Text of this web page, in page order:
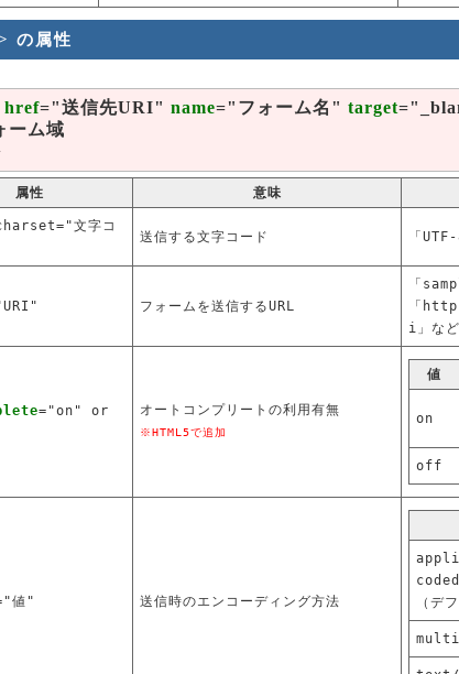
の属性
href="送信先URI" name="フォーム名" target
ーム域
属性 意味
文字コ
送信する文字コード 「
フォームを送信するURL
「
「
i」など
="on" or
オートコンプリートの利用有無
※HTML5で追加
値
on
off
値" 送信時のエンコーディング方法
coded
（デ